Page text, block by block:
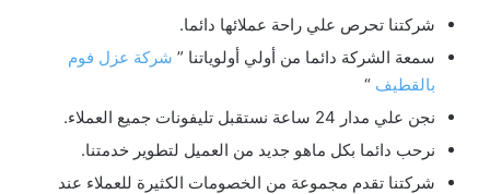
شركتنا تحرص علي راحة عملائها دائما.
سمعة الشركة دائما من أولي أولوياتنا ” شركة عزل فوم
بالقطيف “
نجن علي مدار 24 ساعة نستقبل تليفونات جميع العملاء.
نرحب دائما بكل ماهو جديد من العميل لتطوير خدمتنا.
شركتنا تقدم مجموعة من الخصومات الكثيرة للعملاء عند